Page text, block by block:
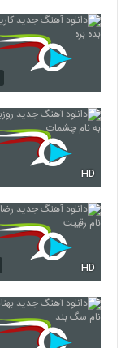
6457
6460
HD
HD